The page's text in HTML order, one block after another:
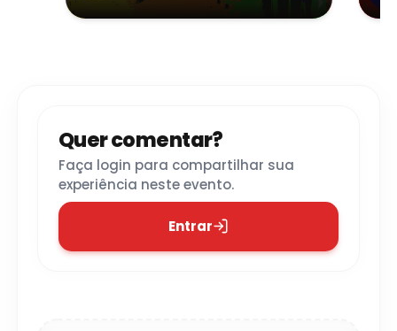
Quer comentar?
Faça login para compartilhar sua
experiência neste evento.
Entrar